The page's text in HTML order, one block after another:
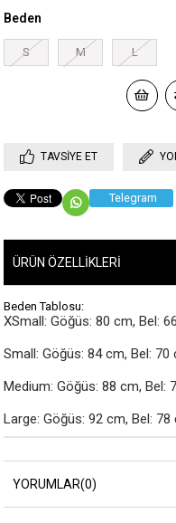
Beden
S M L
TAVSIYE ET
Telegram
ÜRÜN ÖZELLIKLERI
Beden Tablosu:
XSmall: Göğüs: 80 cm, Bel:
Small: Göğüs: 84 cm, Bel:
Medium: Göğüs: 88 cm, Bel:
Large: Göğüs: 92 cm, Bel:
YORUMLAR(0)